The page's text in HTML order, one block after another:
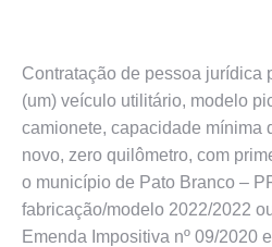
Contratação de pessoa jurídica
(um) veículo utilitário, modelo
camionete, capacidade mínima
novo, zero quilômetro, com
o município de Pato Branco –
fabricação/modelo 2022/2022
Emenda Impositiva nº 09/2020